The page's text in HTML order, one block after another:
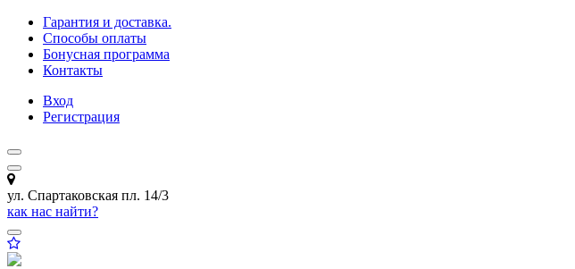
Гарантия и доставка.
Способы оплаты
Бонусная программа
Контакты
Вход
Регистрация
ул. Спартаковская пл. 14/3
как нас найти?